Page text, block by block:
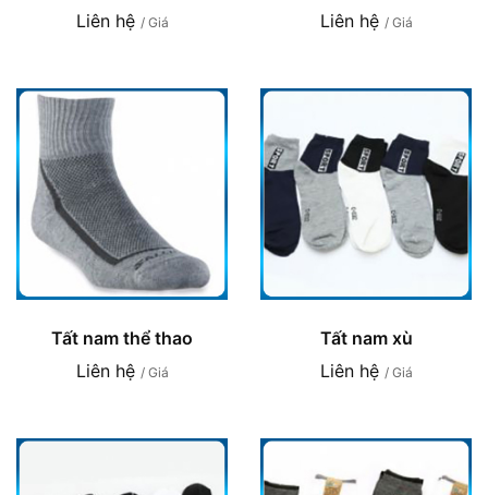
Liên hệ / Giá
Liên hệ / Giá
Tất nam thể thao
Liên hệ / Giá
Tất nam xù
Liên hệ / Giá